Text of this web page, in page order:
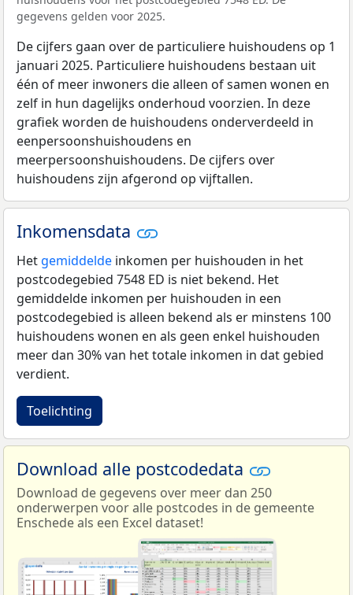
gegevens gelden voor 2025.
De cijfers gaan over de particuliere huishoudens op 1
januari 2025. Particuliere huishoudens bestaan uit
één of meer inwoners die alleen of samen wonen en
zelf in hun dagelijks onderhoud voorzien. In deze
grafiek worden de huishoudens onderverdeeld in
eenpersoonshuishoudens en
meerpersoonshuishoudens. De cijfers over
huishoudens zijn afgerond op vijftallen.
Inkomensdata
Het gemiddelde inkomen per huishouden in het
postcodegebied 7548 ED is niet bekend. Het
gemiddelde inkomen per huishouden in een
postcodegebied is alleen bekend als er minstens 100
huishoudens wonen en als geen enkel huishouden
meer dan 30% van het totale inkomen in dat gebied
verdient.
Toelichting
Download alle postcodedata
Download de gegevens over meer dan 250
onderwerpen voor alle postcodes in de gemeente
Enschede als een Excel dataset!